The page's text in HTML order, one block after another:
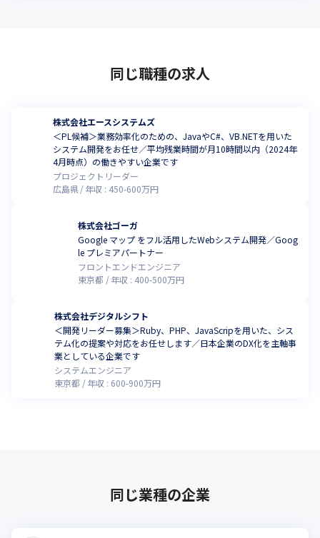
同じ職種の求人
株式会社エースシステムズ
＜PL候補＞業務効率化のための、JavaやC#、VB.NETを用いた
システム開発をお任せ／平均残業時間が月10時間以内（2024年
4月時点）の働きやすい企業です
プロジェクトリーダー
広島県
年収 : 450-600万円
株式会社ゴーガ
Google マップ をフル活用したWebシステム開発／Goog
le プレミアパートナー
フロントエンドエンジニア
東京都
年収 : 400-500万円
株式会社デジタルシフト
＜開発リーダー募集＞Ruby、PHP、JavaScripを用いた、シス
テム化の提案や対応をお任せします／日本企業のDX化を主軸事
業としている企業です
システムエンジニア
東京都
年収 : 600-900万円
同じ業種の企業